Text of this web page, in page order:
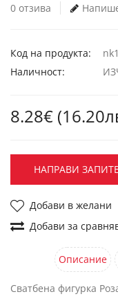
0 отзива
Код на продукта:
Наличност:
8.28€
Добави в желани
Добави за
НАПРАВИ
Описание
Сватбена фигурка